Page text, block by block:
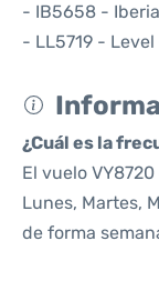
- IB5658 - Iberia
- LL5719 - Level
¿Cuál es la
El vuelo
Lunes, Martes,
de forma